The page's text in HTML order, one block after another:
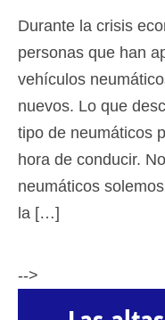
Durante la crisis
personas que han
vehículos
nuevos. Lo que
tipo de neumáticos
hora de conducir.
neumáticos
la […]
-->